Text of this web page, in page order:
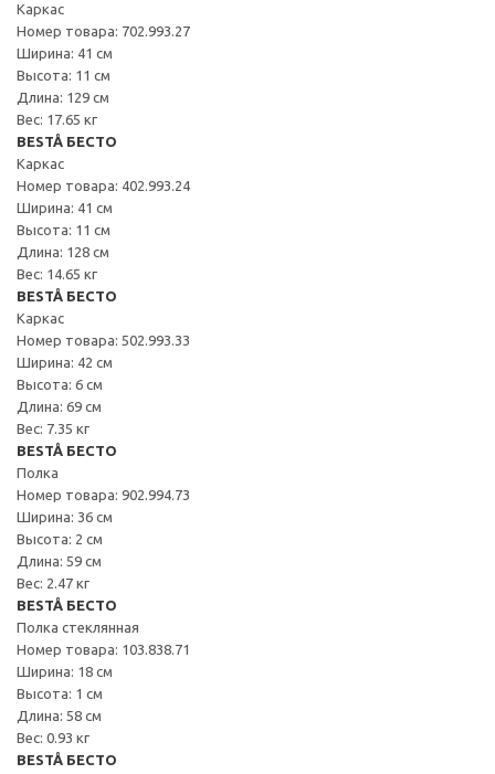
Каркас
Номер товара: 702.993.27
Ширина: 41 см
Высота: 11 см
Длина: 129 см
Вес: 17.65 кг
BESTÅ БЕСТО
Каркас
Номер товара: 402.993.24
Ширина: 41 см
Высота: 11 см
Длина: 128 см
Вес: 14.65 кг
BESTÅ БЕСТО
Каркас
Номер товара: 502.993.33
Ширина: 42 см
Высота: 6 см
Длина: 69 см
Вес: 7.35 кг
BESTÅ БЕСТО
Полка
Номер товара: 902.994.73
Ширина: 36 см
Высота: 2 см
Длина: 59 см
Вес: 2.47 кг
BESTÅ БЕСТО
Полка стеклянная
Номер товара: 103.838.71
Ширина: 18 см
Высота: 1 см
Длина: 58 см
Вес: 0.93 кг
BESTÅ БЕСТО